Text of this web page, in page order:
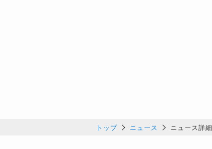
トップ ニュース ニュース詳細